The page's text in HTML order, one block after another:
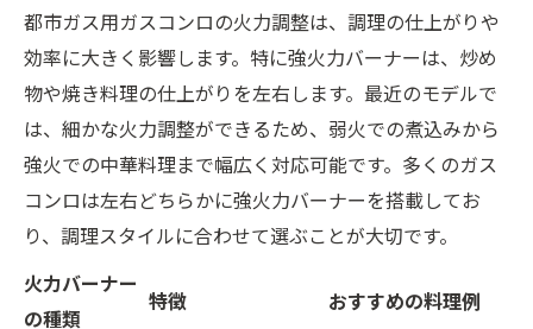
都市ガス用ガスコンロの火力調整は、調理の仕上がりや
効率に大きく影響します。特に強火力バーナーは、炒め
物や焼き料理の仕上がりを左右します。最近のモデルで
は、細かな火力調整ができるため、弱火での煮込みから
強火での中華料理まで幅広く対応可能です。多くのガス
コンロは左右どちらかに強火力バーナーを搭載してお
り、調理スタイルに合わせて選ぶことが大切です。
火力バーナー
の種類
特徴 おすすめの料理例